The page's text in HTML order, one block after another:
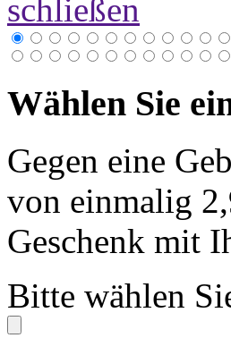
schließen
Wählen Sie
Gegen eine
von einmalig
Geschenk mit
Bitte wählen